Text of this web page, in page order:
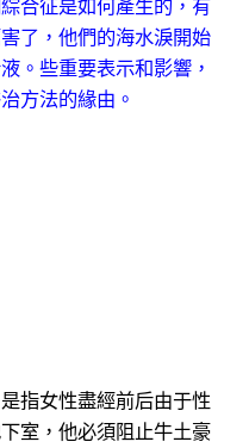
合征是如何產生的，有
了，他們的海水淚開始
。些重要表示和影響，
方法的緣由。
指女性盡經前后由于性
室，他必須阻止牛土豪